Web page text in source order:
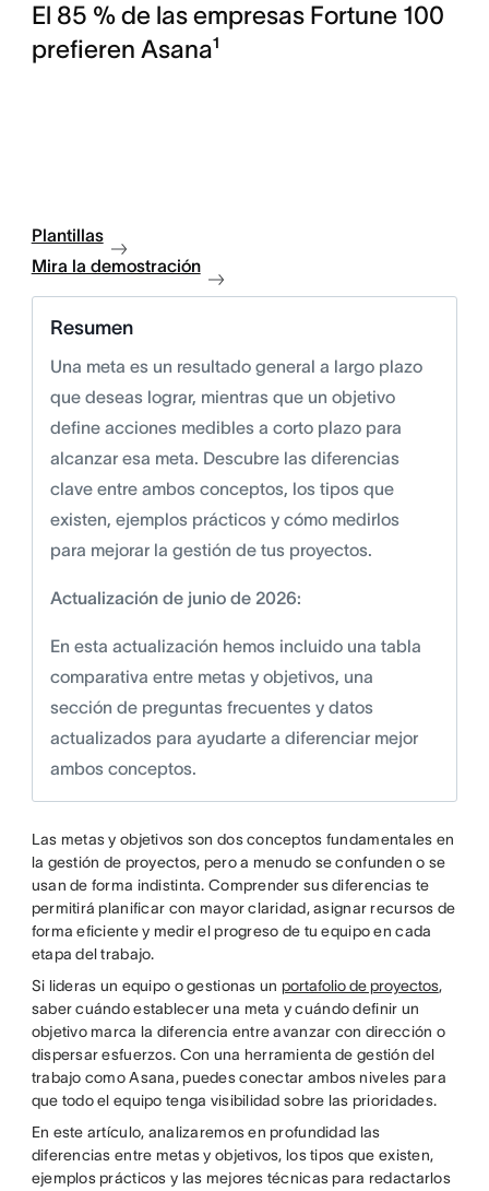
El 85 % de las empresas Fortune 100
prefieren Asana¹
Plantillas
Mira la demostración
Resumen
Una meta es un resultado general a largo plazo
que deseas lograr, mientras que un objetivo
define acciones medibles a corto plazo para
alcanzar esa meta. Descubre las diferencias
clave entre ambos conceptos, los tipos que
existen, ejemplos prácticos y cómo medirlos
para mejorar la gestión de tus proyectos.
Actualización de junio de 2026:
En esta actualización hemos incluido una tabla
comparativa entre metas y objetivos, una
sección de preguntas frecuentes y datos
actualizados para ayudarte a diferenciar mejor
ambos conceptos.
Las metas y objetivos son dos conceptos fundamentales en
la gestión de proyectos, pero a menudo se confunden o se
usan de forma indistinta. Comprender sus diferencias te
permitirá planificar con mayor claridad, asignar recursos de
forma eficiente y medir el progreso de tu equipo en cada
etapa del trabajo.
Si lideras un equipo o gestionas un portafolio de proyectos,
saber cuándo establecer una meta y cuándo definir un
objetivo marca la diferencia entre avanzar con dirección o
dispersar esfuerzos. Con una herramienta de gestión del
trabajo como Asana, puedes conectar ambos niveles para
que todo el equipo tenga visibilidad sobre las prioridades.
En este artículo, analizaremos en profundidad las
diferencias entre metas y objetivos, los tipos que existen,
ejemplos prácticos y las mejores técnicas para redactarlos